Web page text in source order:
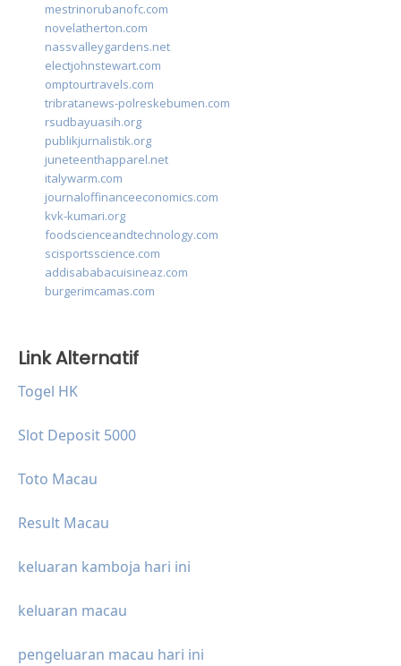
mestrinorubanofc.com
novelatherton.com
nassvalleygardens.net
electjohnstewart.com
omptourtravels.com
tribratanews-polreskebumen.com
rsudbayuasih.org
publikjurnalistik.org
juneteenthapparel.net
italywarm.com
journaloffinanceeconomics.com
kvk-kumari.org
foodscienceandtechnology.com
scisportsscience.com
addisababacuisineaz.com
burgerimcamas.com
Link Alternatif
Togel HK
Slot Deposit 5000
Toto Macau
Result Macau
keluaran kamboja hari ini
keluaran macau
pengeluaran macau hari ini